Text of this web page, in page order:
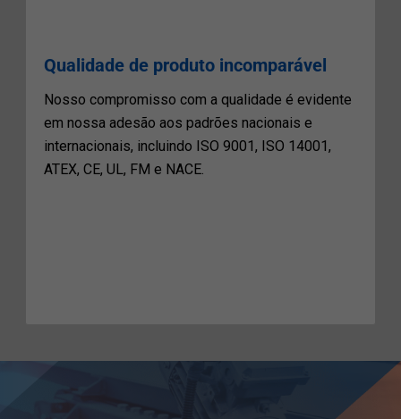
Qualidade de produto incomparável
Nosso compromisso com a qualidade é evidente
em nossa adesão aos padrões nacionais e
internacionais, incluindo ISO 9001, ISO 14001,
ATEX, CE, UL, FM e NACE.